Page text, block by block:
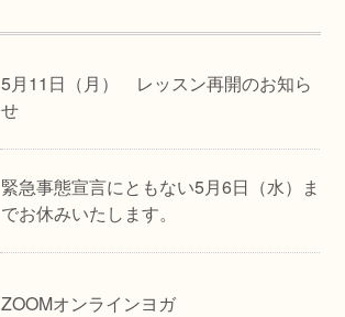
5月11日（月） レッスン再開のお知ら
せ
緊急事態宣言にともない5月6日（水）ま
でお休みいたします。
ZOOMオンラインヨガ